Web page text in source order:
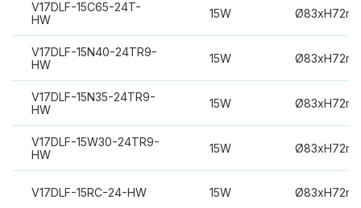
V17DLF-15C65-24T-
HW
15W
V17DLF-15N40-24TR9-
HW
15W
V17DLF-15N35-24TR9-
HW
15W
V17DLF-15W30-24TR9-
HW
15W
V17DLF-15RC-24-HW 15W